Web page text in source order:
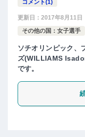
コメント(1)
更新日： 2017年8月11日
その他の国：女子選手
ソチオリンピック、
ズ(WILLIAMS
です。